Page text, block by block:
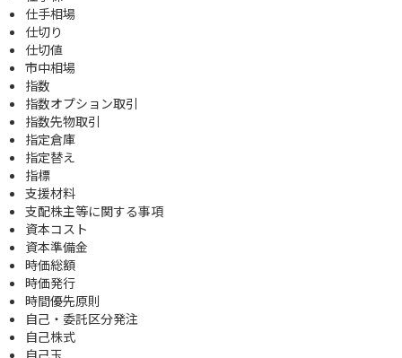
仕手相場
仕切り
仕切値
市中相場
指数
指数オプション取引
指数先物取引
指定倉庫
指定替え
指標
支援材料
支配株主等に関する事項
資本コスト
資本準備金
時価総額
時価発行
時間優先原則
自己・委託区分発注
自己株式
自己玉